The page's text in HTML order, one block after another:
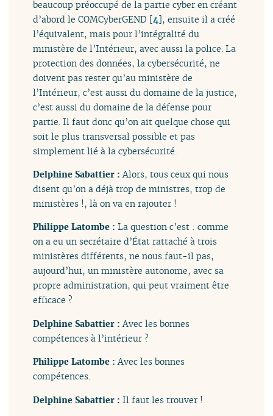
beaucoup préoccupé de la partie cyber en créant
d’abord le COMCyberGEND [4], ensuite il a créé
l’équivalent, mais pour l’intégralité du
ministère de l’Intérieur, avec aussi la police. La
protection des données, la cybersécurité, ne
doivent pas rester qu’au ministère de
l’Intérieur, c’est aussi du domaine de la justice,
c’est aussi du domaine de la défense pour
partie. Il faut donc qu’on ait quelque chose qui
soit le plus transversal possible et pas
simplement lié à la cybersécurité.
Delphine Sabattier :Alors, tous ceux qui nous
disent qu’on a déjà trop de ministres, trop de
ministères !, là on va en rajouter !
Philippe Latombe :La question c’est : comme
on a eu un secrétaire d’État rattaché à trois
ministères différents, ne nous faut-il pas,
aujourd’hui, un ministère autonome, avec sa
propre administration, qui peut vraiment être
efficace ?
Delphine Sabattier :Avec les bonnes
compétences à l’intérieur ?
Philippe Latombe :Avec les bonnes
compétences.
Delphine Sabattier :Il faut les trouver !